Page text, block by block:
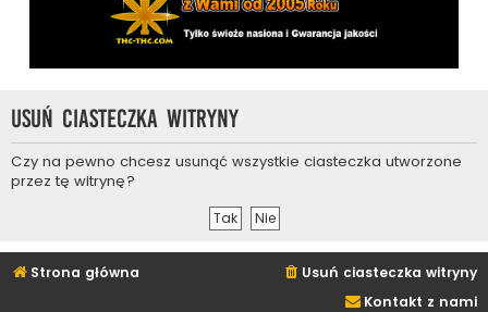
Usuń ciasteczka witryny
Czy na pewno chcesz usunąć wszystkie ciasteczka utworzone
przez tę witrynę?
Strona główna
Usuń ciasteczka witryny
Kontakt z nami